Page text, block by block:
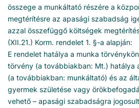
összege a munkáltató részére a
megtérítésre az apasági szabadság
azzal összefüggő költségek
(XII.21.) Korm. rendelet 1. §-a alapján:
E rendelet hatálya a munka
törvény (a továbbiakban: Mt.) hatálya
(a továbbiakban: munkáltató) és az
gyermek születése vagy
vehető – apasági szabadságra